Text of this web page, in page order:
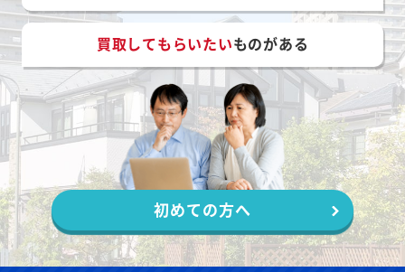
買取してもらいたいものがある
初めての方へ